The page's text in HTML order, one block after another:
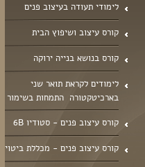
לימודי תעודה בעיצוב פנים
קורס עיצוב ושיפוץ הבית
קורס בנושא בנייה ירוקה
לימודים לקראת תואר שני
בארכיטקטורה  התמחות בשימור
קורס עיצוב פנים - סטודיו 6B
קורס עיצוב פנים - מכללת ביטוי